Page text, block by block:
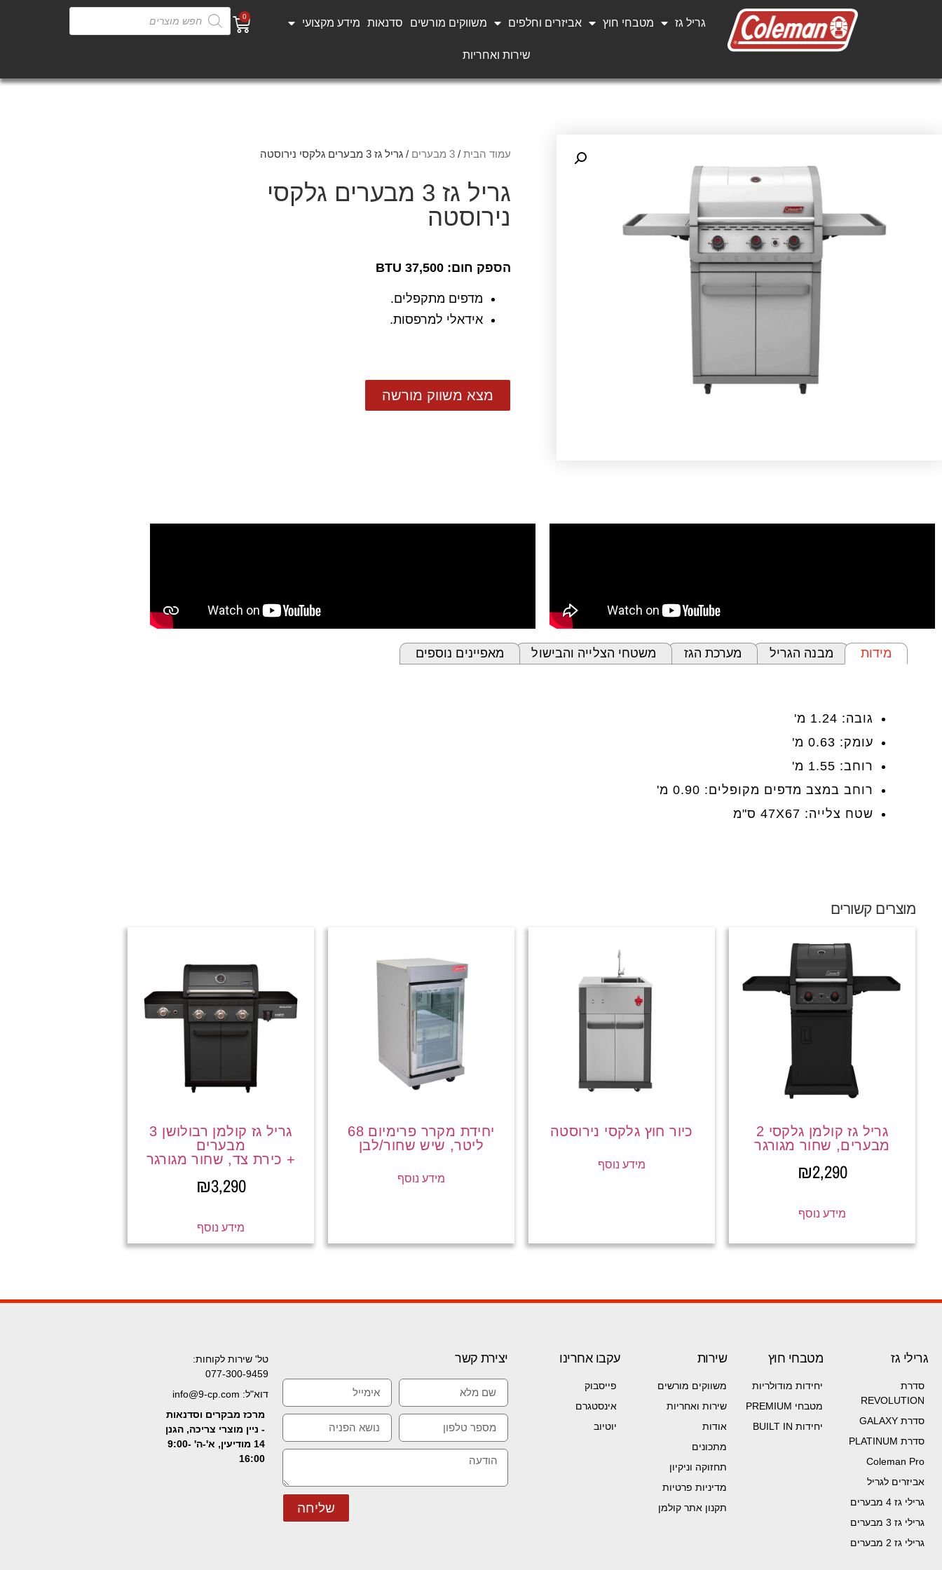
גריל גז מטבחי חוץ אביזרים וחלפים משווקים מורשים סדנאות מידע מקצועי
שירות ואחריות
0
עמוד הבית / 3 מבערים / גריל גז 3 מבערים גלקסי נירוסטה
גריל גז 3 מבערים גלקסי
נירוסטה
הספק חום: 37,500 BTU
מדפים מתקפלים.
אידאלי למרפסות.
מצא משווק מורשה
מידות מבנה הגריל מערכת הגז משטחי הצלייה והבישול מאפיינים נוספים
גובה: 1.24 מ'
עומק: 0.63 מ'
רוחב: 1.55 מ'
רוחב במצב מדפים מקופלים: 0.90 מ'
שטח צלייה: 47X67 ס"מ
מוצרים קשורים
גריל גז קולמן גלקסי 2
מבערים, שחור מגורגר
₪2,290
מידע נוסף
כיור חוץ גלקסי נירוסטה
מידע נוסף
יחידת מקרר פרימיום 68
ליטר, שיש שחור/לבן
מידע נוסף
גריל גז קולמן רבולושן 3
מבערים
+ כירת צד, שחור מגורגר
₪3,290
מידע נוסף
גרילי גז
סדרת
REVOLUTION
סדרת GALAXY
סדרת PLATINUM
Coleman Pro
אביזרים לגריל
גרילי גז 4 מבערים
גרילי גז 3 מבערים
גרילי גז 2 מבערים
מטבחי חוץ
יחידות מודולריות
מטבחי PREMIUM
יחידות BUILT IN
שירות
משווקים מורשים
שירות ואחריות
אודות
מתכונים
תחזוקה וניקיון
מדיניות פרטיות
תקנון אתר קולמן
עקבו אחרינו
פייסבוק
אינסטגרם
יוטיוב
יצירת קשר
שליחה
טל' שירות לקוחות:
077-300-9459
דוא"ל: info@9-cp.com
מרכז מבקרים וסדנאות
- ניין מוצרי צריכה, הגנן
14 מודיעין, א'-ה' 9:00-
16:00